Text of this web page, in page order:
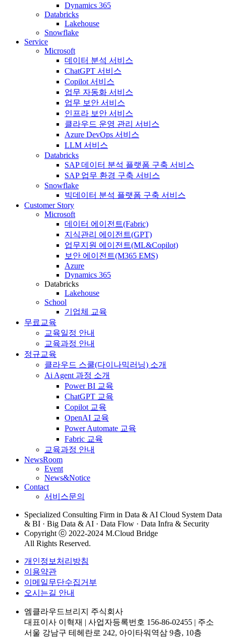
Dynamics 365
Databricks
Lakehouse
Snowflake
Service
Microsoft
데이터 분석 서비스
ChatGPT 서비스
Copilot 서비스
업무 자동화 서비스
업무 보안 서비스
인프라 보안 서비스
클라우드 운영 관리 서비스
Azure DevOps 서비스
LLM 서비스
Databricks
SAP 데이터 분석 플랫폼 구축 서비스
SAP 업무 환경 구축 서비스
Snowflake
빅데이터 분석 플랫폼 구축 서비스
Customer Story
Microsoft
데이터 에이전트(Fabric)
지식관리 에이전트(GPT)
업무지원 에이전트(ML&Copilot)
보안 에이전트(M365 EMS)
Azure
Dynamics 365
Databricks
Lakehouse
School
기업체 교육
무료교육
교육일정 안내
교육과정 안내
정규교육
클라우드 스쿨(다이나믹러닝) 소개
Ai Agent 과정 소개
Power BI 교육
ChatGPT 교육
Copilot 교육
OpenAI 교육
Power Automate 교육
Fabric 교육
교육과정 안내
NewsRoom
Event
News&Notice
Contact
서비스문의
Specialized Consulting Firm in Data & AI Cloud System Data
& BI · Big Data & AI · Data Flow · Data Infra & Security
Copyright ⓒ 2022-2024 M.Cloud Bridge
All Rights Reserved.
개인정보처리방침
이용약관
이메일무단수집거부
오시는길 안내
엠클라우드브리지 주식회사
대표이사 이혁재 | 사업자등록번호 156-86-02455 | 주소
서울 강남구 테헤란로 242, 아이타워역삼 9층, 10층